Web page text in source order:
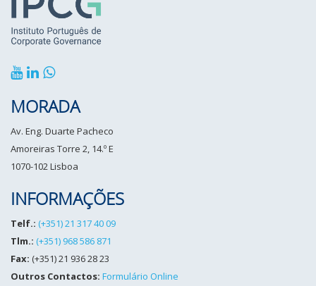
MORADA
Av. Eng. Duarte Pacheco
Amoreiras Torre 2, 14.º E
1070-102 Lisboa
INFORMAÇÕES
Telf.: (+351) 21 317 40 09
Tlm.: (+351) 968 586 871
Fax: (+351) 21 936 28 23
Outros Contactos: Formulário Online